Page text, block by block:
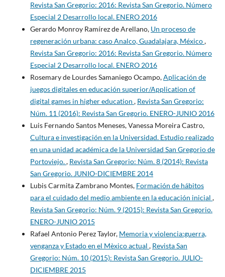
Revista San Gregorio: 2016: Revista San Gregorio. Número
Especial 2 Desarrollo local. ENERO 2016
Gerardo Monroy Ramírez de Arellano, Un proceso de
regeneración urbana: caso Analco, Guadalajara, México,
Revista San Gregorio: 2016: Revista San Gregorio. Número
Especial 2 Desarrollo local. ENERO 2016
Rosemary de Lourdes Samaniego Ocampo,Aplicación de
juegos digitales en educación superior/Application of
digital games in higher education , Revista San Gregorio:
Núm. 11 (2016): Revista San Gregorio. ENERO-JUNIO 2016
Luis Fernando Santos Meneses, Vanessa Moreira Castro,
Cultura e investigación en la Universidad. Estudio realizado
en una unidad académica de la Universidad San Gregorio de
Portoviejo., Revista San Gregorio: Núm. 8 (2014): Revista
San Gregorio. JUNIO-DICIEMBRE 2014
Lubis Carmita Zambrano Montes, Formación de hábitos
para el cuidado del medio ambiente en la educación inicial ,
Revista San Gregorio: Núm. 9 (2015): Revista San Gregorio.
ENERO-JUNIO 2015
Rafael Antonio Perez Taylor, Memoria y violencia:guerra,
venganza y Estado en el Mèxico actual , Revista San
Gregorio: Núm. 10 (2015): Revista San Gregorio. JULIO-
DICIEMBRE 2015